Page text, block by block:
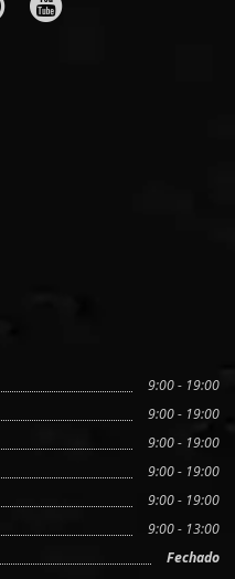
9:00 - 19:00
9:00 - 19:00
9:00 - 19:00
9:00 - 19:00
9:00 - 19:00
9:00 - 13:00
Fechado